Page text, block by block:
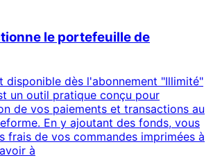
le portefeuille de
disponible dès l'abonnement "Illimité"
un outil pratique conçu pour
de vos paiements et transactions au
En y ajoutant des fonds, vous
frais de vos commandes imprimées à
à